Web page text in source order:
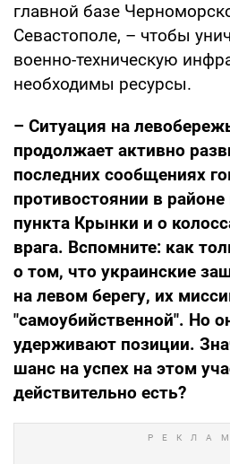
главной базе
Севастополе, – чтобы
военно-техническую
необходимы ресурсы.
– Ситуация на
продолжает активно
последних сообщениях
противостоянии в районе
пункта Крынки и о
врага. Вспомните: как
о том, что украинские
на левом берегу, их
"самоубийственной". Но
удерживают позиции.
шанс на успех на этом
действительно есть?